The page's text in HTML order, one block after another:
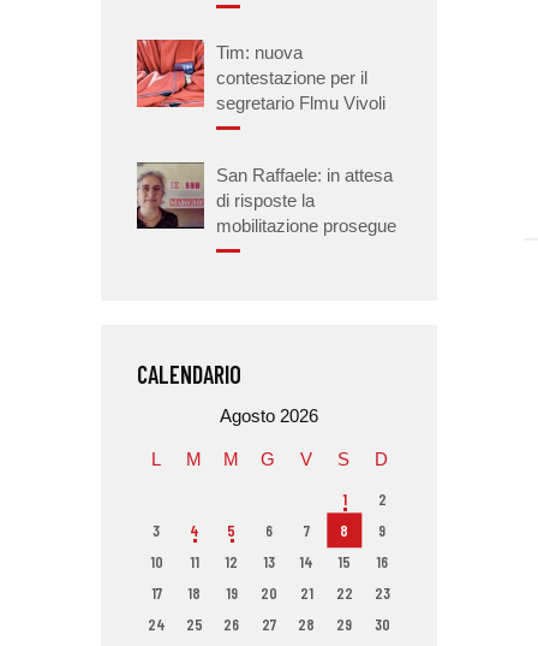
Tim: nuova
contestazione per il
segretario Flmu Vivoli
San Raffaele: in attesa
di risposte la
mobilitazione prosegue
CALENDARIO
Agosto 2026
L M M G V S D
1
2
3
4 5 6 7 8
9
10
11 12 13 14 15
16
17
18 19 20 21 22
23
24
25 26 27 28 29 30